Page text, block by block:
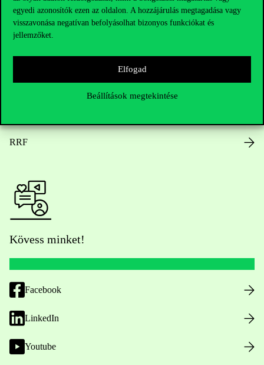
egyedi azonosítók ezen az oldalon. A hozzájárulás megtagadása vagy
visszavonása negatívan befolyásolhat bizonyos funkciókat és
jellemzőket.
Elfogad
Beállítások megtekintése
Házirend
Közérdekű adatok
Karrier
RRF
Kövess minket!
Facebook
LinkedIn
Youtube